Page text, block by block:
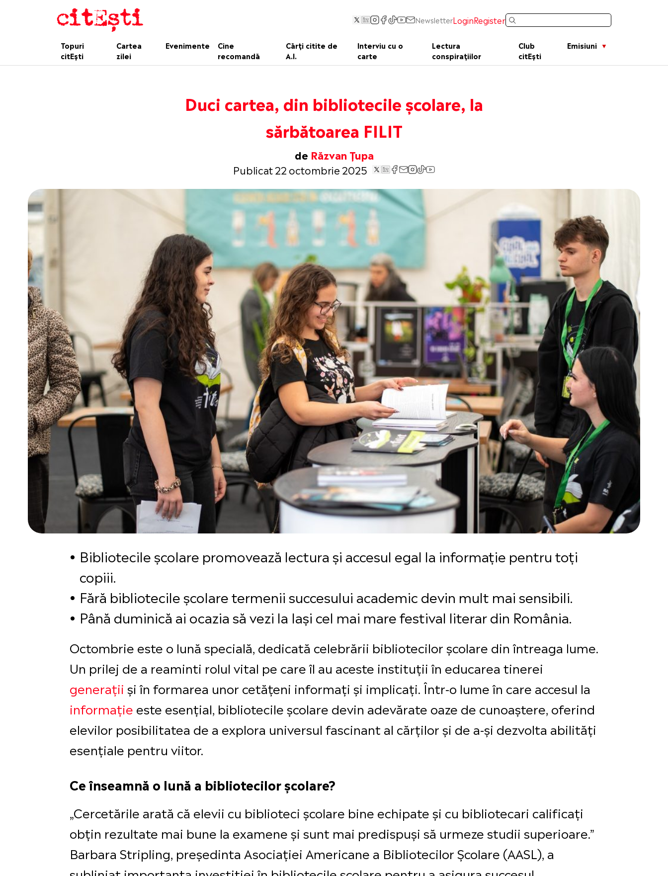
NewsletterLoginRegister
Topuri
citEști
Cartea
zilei
Evenimente
Cine
recomandă
Cărți citite de
A.I.
Interviu cu o
carte
Lectura
conspirațiilor
Club
citEști
Emisiuni
Duci cartea, din bibliotecile școlare, la
sărbătoarea FILIT
de Răzvan Țupa
Publicat 22 octombrie 2025
Bibliotecile școlare promovează lectura și accesul egal la informație pentru toți
copiii.
Fără bibliotecile școlare termenii succesului academic devin mult mai sensibili.
Până duminică ai ocazia să vezi la Iași cel mai mare festival literar din România.
Octombrie este o lună specială, dedicată celebrării bibliotecilor școlare din întreaga lume.
Un prilej de a reaminti rolul vital pe care îl au aceste instituții în educarea tinerei
generații și în formarea unor cetățeni informați și implicați. Într-o lume în care accesul la
informație este esențial, bibliotecile școlare devin adevărate oaze de cunoaștere, oferind
elevilor posibilitatea de a explora universul fascinant al cărților și de a-și dezvolta abilități
esențiale pentru viitor.
Ce înseamnă o lună a bibliotecilor școlare?
„Cercetările arată că elevii cu biblioteci școlare bine echipate și cu bibliotecari calificați
obțin rezultate mai bune la examene și sunt mai predispuși să urmeze studii superioare.”
Barbara Stripling, președinta Asociației Americane a Bibliotecilor Școlare (AASL), a